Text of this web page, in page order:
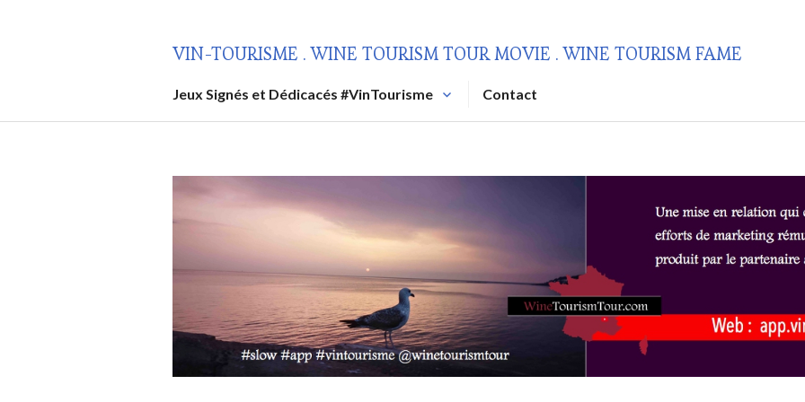
VIN-TOURISME . WINE TOURISM TOUR MOVIE . WINE TOURISM FAME
Jeux Signés et Dédicacés #VinTourisme Contact